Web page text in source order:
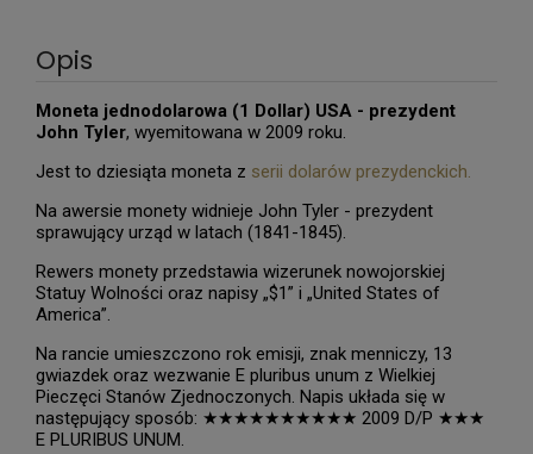
Opis
Moneta jednodolarowa (1 Dollar) USA - prezydent
John Tyler, wyemitowana w 2009 roku.
Jest to dziesiąta moneta z serii dolarów prezydenckich.
Na awersie monety widnieje John Tyler - prezydent
sprawujący urząd w latach (1841-1845).
Rewers monety przedstawia wizerunek nowojorskiej
Statuy Wolności oraz napisy „$1” i „United States of
America”.
Na rancie umieszczono rok emisji, znak menniczy, 13
gwiazdek oraz wezwanie E pluribus unum z Wielkiej
Pieczęci Stanów Zjednoczonych. Napis układa się w
następujący sposób: ★★★★★★★★★★ 2009 D/P ★★★
E PLURIBUS UNUM.